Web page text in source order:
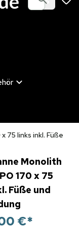
75 links inkl. Füße
Monolith
170 x 75
Füße und
€*